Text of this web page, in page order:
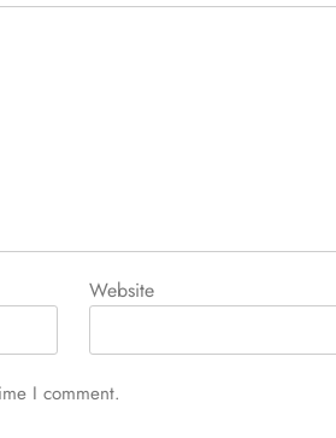
Website
I comment.